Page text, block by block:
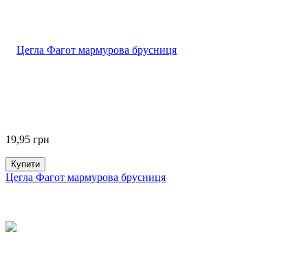
19,95 грн
Купити
Цегла Фагот мармурова брусниця